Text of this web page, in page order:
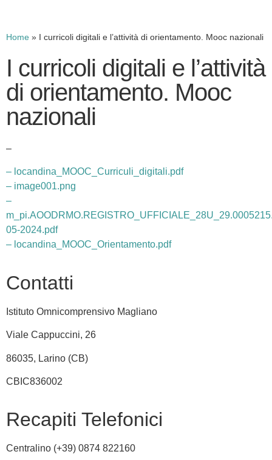
Home » I curricoli digitali e l’attività di orientamento. Mooc nazionali
I curricoli digitali e l’attività
di orientamento. Mooc
nazionali
–
– locandina_MOOC_Curriculi_digitali.pdf
– image001.png
–
05-2024.pdf
– locandina_MOOC_Orientamento.pdf
Contatti
Istituto Omnicomprensivo Magliano
Viale Cappuccini, 26
86035, Larino (CB)
CBIC836002
Recapiti Telefonici
Centralino (+39) 0874 822160